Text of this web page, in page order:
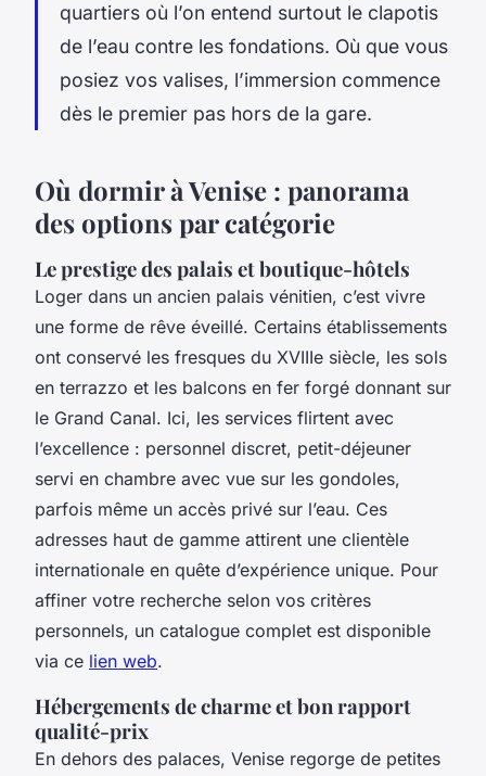
quartiers où l’on entend surtout le clapotis
de l’eau contre les fondations. Où que vous
posiez vos valises, l’immersion commence
dès le premier pas hors de la gare.
Où dormir à Venise : panorama
des options par catégorie
Le prestige des palais et boutique-hôtels
Loger dans un ancien palais vénitien, c’est vivre
une forme de rêve éveillé. Certains établissements
ont conservé les fresques du XVIIIe siècle, les sols
en terrazzo et les balcons en fer forgé donnant sur
le Grand Canal. Ici, les services flirtent avec
l’excellence : personnel discret, petit-déjeuner
servi en chambre avec vue sur les gondoles,
parfois même un accès privé sur l’eau. Ces
adresses haut de gamme attirent une clientèle
internationale en quête d’expérience unique. Pour
affiner votre recherche selon vos critères
personnels, un catalogue complet est disponible
via ce lien web.
Hébergements de charme et bon rapport
qualité-prix
En dehors des palaces, Venise regorge de petites